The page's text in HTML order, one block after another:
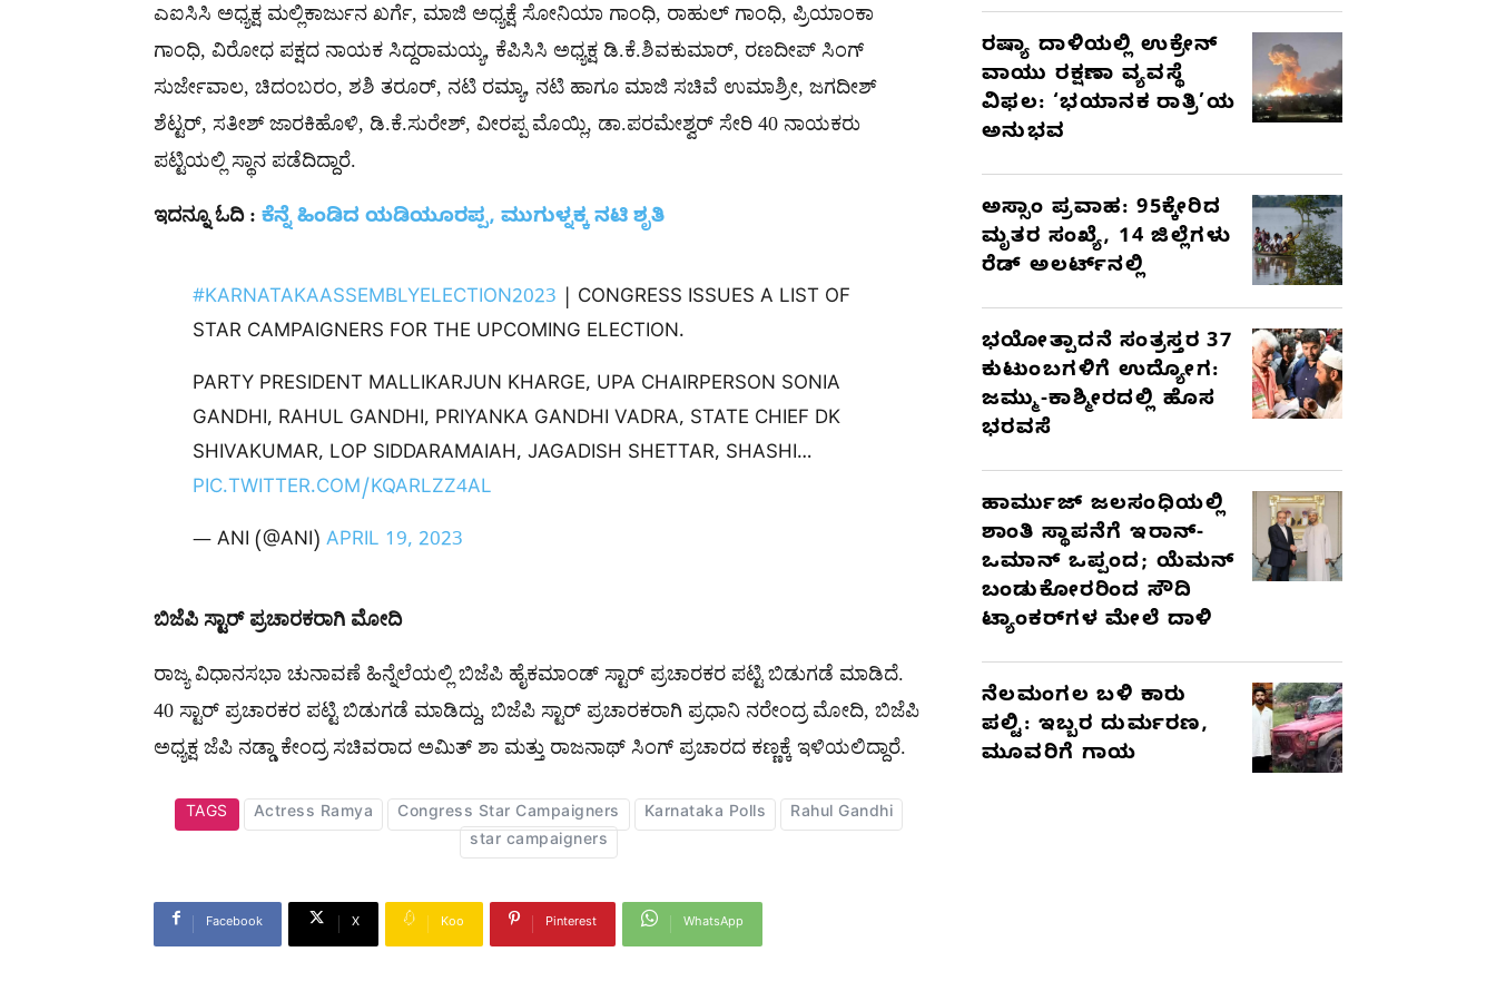
ಎಐಸಿಸಿ ಅಧ್ಯಕ್ಷ ಮಲ್ಲಿಕಾರ್ಜುನ ಖರ್ಗೆ, ಮಾಜಿ ಅಧ್ಯಕ್ಷೆ ಸೋನಿಯಾ ಗಾಂಧಿ, ರಾಹುಲ್​ ಗಾಂಧಿ, ಪ್ರಿಯಾಂಕಾ
ಗಾಂಧಿ, ವಿರೋಧ ಪಕ್ಷದ ನಾಯಕ ಸಿದ್ದರಾಮಯ್ಯ, ಕೆಪಿಸಿಸಿ ಅಧ್ಯಕ್ಷ ಡಿ.ಕೆ.ಶಿವಕುಮಾರ್​​, ರಣದೀಪ್ ಸಿಂಗ್
ಸುರ್ಜೇವಾಲ, ಚಿದಂಬರಂ, ಶಶಿ ತರೂರ್, ನಟಿ ರಮ್ಯಾ, ನಟಿ ಹಾಗೂ ಮಾಜಿ ಸಚಿವೆ ಉಮಾಶ್ರೀ, ಜಗದೀಶ್​
ಶೆಟ್ಟರ್​, ಸತೀಶ್​ ಜಾರಕಿಹೊಳಿ, ಡಿ.ಕೆ.ಸುರೇಶ್​​, ವೀರಪ್ಪ ಮೊಯ್ಲಿ, ಡಾ.ಪರಮೇಶ್ವರ್​ ಸೇರಿ 40 ನಾಯಕರು
ಪಟ್ಟಿಯಲ್ಲಿ ಸ್ಥಾನ ಪಡೆದಿದ್ದಾರೆ.
ಇದನ್ನೂ ಓದಿ : ಕೆನ್ನೆ ಹಿಂಡಿದ ಯಡಿಯೂರಪ್ಪ, ಮುಗುಳ್ನಕ್ಕ ನಟಿ ಶೃತಿ
#KARNATAKAASSEMBLYELECTION2023 | CONGRESS ISSUES A LIST OF
STAR CAMPAIGNERS FOR THE UPCOMING ELECTION.
PARTY PRESIDENT MALLIKARJUN KHARGE, UPA CHAIRPERSON SONIA
GANDHI, RAHUL GANDHI, PRIYANKA GANDHI VADRA, STATE CHIEF DK
SHIVAKUMAR, LOP SIDDARAMAIAH, JAGADISH SHETTAR, SHASHI…
PIC.TWITTER.COM/KQARLZZ4AL
— ANI (@ANI) APRIL 19, 2023
ಬಿಜೆಪಿ ಸ್ಟಾರ್​ ಪ್ರಚಾರಕರಾಗಿ ಮೋದಿ
ರಾಜ್ಯ ವಿಧಾನಸಭಾ ಚುನಾವಣೆ ಹಿನ್ನೆಲೆಯಲ್ಲಿ ಬಿಜೆಪಿ ಹೈಕಮಾಂಡ್​ ಸ್ಟಾರ್​ ಪ್ರಚಾರಕರ ಪಟ್ಟಿ ಬಿಡುಗಡೆ ಮಾಡಿದೆ.
40 ಸ್ಟಾರ್ ಪ್ರಚಾರಕರ ಪಟ್ಟಿ ಬಿಡುಗಡೆ ಮಾಡಿದ್ದು, ಬಿಜೆಪಿ ಸ್ಟಾರ್​ ಪ್ರಚಾರಕರಾಗಿ ಪ್ರಧಾನಿ ನರೇಂದ್ರ ಮೋದಿ, ಬಿಜೆಪಿ
ಅಧ್ಯಕ್ಷ ಜೆಪಿ ನಡ್ಡಾ ಕೇಂದ್ರ ಸಚಿವರಾದ ಅಮಿತ್ ಶಾ ಮತ್ತು ರಾಜನಾಥ್​ ಸಿಂಗ್​ ಪ್ರಚಾರದ ಕಣ್ಣಕ್ಕೆ ಇಳಿಯಲಿದ್ದಾರೆ.
TAGS Actress Ramya Congress Star Campaigners Karnataka Polls
Rahul Gandhi
star campaigners
Facebook X Koo Pinterest WhatsApp
ರಷ್ಯಾ ದಾಳಿಯಲ್ಲಿ ಉಕ್ರೇನ್
ವಾಯು ರಕ್ಷಣಾ ವ್ಯವಸ್ಥೆ
ವಿಫಲ: ‘ಭಯಾನಕ ರಾತ್ರಿ’ಯ
ಅನುಭವ
ಅಸ್ಸಾಂ ಪ್ರವಾಹ: 95ಕ್ಕೇರಿದ
ಮೃತರ ಸಂಖ್ಯೆ, 14 ಜಿಲ್ಲೆಗಳು
ರೆಡ್ ಅಲರ್ಟ್‌ನಲ್ಲಿ
ಭಯೋತ್ಪಾದನೆ ಸಂತ್ರಸ್ತರ 37
ಕುಟುಂಬಗಳಿಗೆ ಉದ್ಯೋಗ:
ಜಮ್ಮು-ಕಾಶ್ಮೀರದಲ್ಲಿ ಹೊಸ
ಭರವಸೆ
ಹಾರ್ಮುಜ್ ಜಲಸಂಧಿಯಲ್ಲಿ
ಶಾಂತಿ ಸ್ಥಾಪನೆಗೆ ಇರಾನ್-
ಒಮಾನ್ ಒಪ್ಪಂದ; ಯೆಮನ್
ಬಂಡುಕೋರರಿಂದ ಸೌದಿ
ಟ್ಯಾಂಕರ್‌ಗಳ ಮೇಲೆ ದಾಳಿ
ನೆಲಮಂಗಲ ಬಳಿ ಕಾರು
ಪಲ್ಟಿ: ಇಬ್ಬರ ದುರ್ಮರಣ,
ಮೂವರಿಗೆ ಗಾಯ